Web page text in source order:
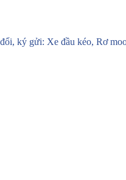
ký gửi: Xe đầu kéo, Rơ